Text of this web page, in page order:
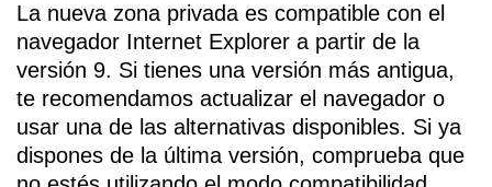
La nueva zona privada es compatible con el
navegador Internet Explorer a partir de la
versión 9. Si tienes una versión más antigua,
te recomendamos actualizar el navegador o
usar una de las alternativas disponibles. Si ya
dispones de la última versión, comprueba que